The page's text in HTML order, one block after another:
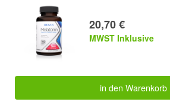
20,70 €
MWST Inklusive
in den Warenkorb